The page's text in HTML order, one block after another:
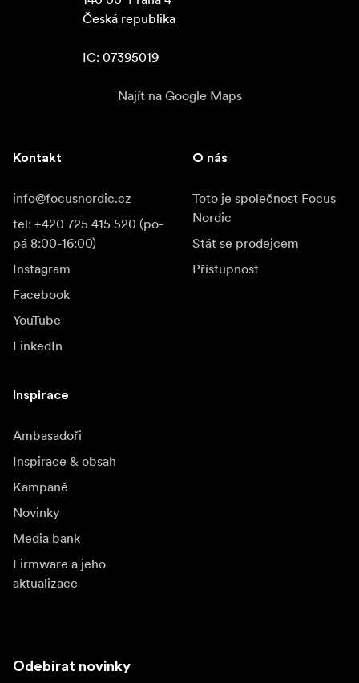
Česká republika
IC: 07395019
Najít na Google Maps
Kontakt
info@focusnordic.cz
tel: +420 725 415 520 (po-
pá 8:00-16:00)
Instagram
Facebook
YouTube
LinkedIn
O nás
Toto je společnost Focus
Nordic
Stát se prodejcem
Přístupnost
Inspirace
Ambasadoři
Inspirace & obsah
Kampaně
Novinky
Media bank
Firmware a jeho
aktualizace
Odebírat novinky